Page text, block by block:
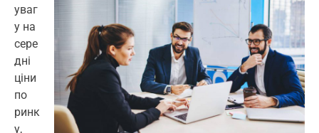
уваг
у на
сере
дні
ціни
по
ринк
у,